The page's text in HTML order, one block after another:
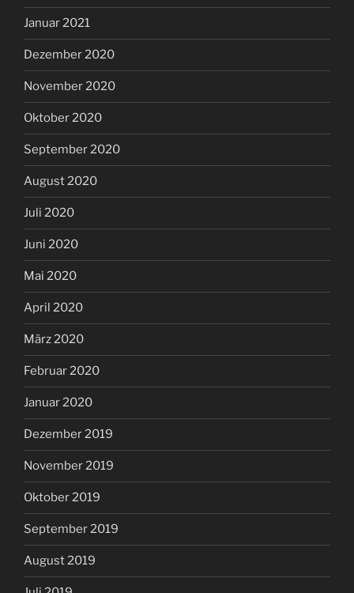
Januar 2021
Dezember 2020
November 2020
Oktober 2020
September 2020
August 2020
Juli 2020
Juni 2020
Mai 2020
April 2020
März 2020
Februar 2020
Januar 2020
Dezember 2019
November 2019
Oktober 2019
September 2019
August 2019